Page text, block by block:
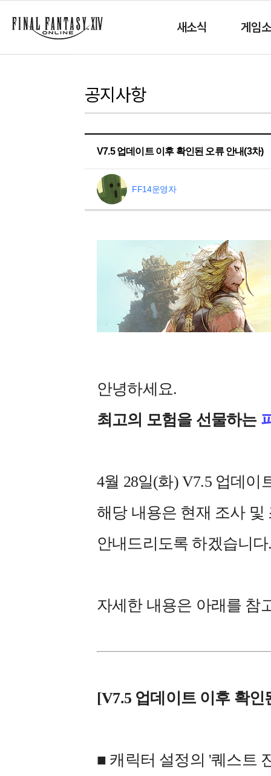
새소식 게임
공지사항
V7.5 업데이트 이후 확인된 오류 안내(3차)
FF14운영자
안녕하세요.
최고의 모험을 선물하는
4월 28일(화) V7.5 업데
해당 내용은 현재 조사
안내드리도록 하겠습니다
자세한 내용은 아래를 참
[V7.5 업데이트 이후 확인
■ 캐릭터 설정의 '퀘스트